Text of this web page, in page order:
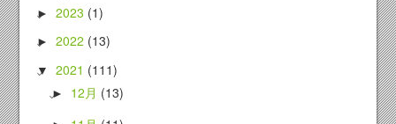
►2023 (1)
►2022 (13)
▼ 2021 (111)
► 12月 (13)